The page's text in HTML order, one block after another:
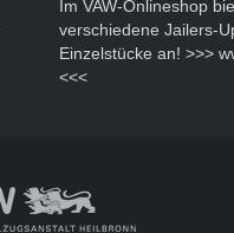
Im VAW-Onlineshop
verschiedene Jailers-
Einzelstücke an! >>>
<<<